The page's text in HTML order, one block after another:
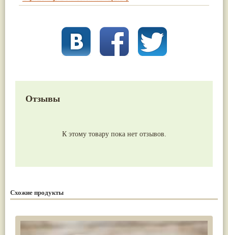
Отзывы
К этому товару пока нет отзывов.
Схожие продукты